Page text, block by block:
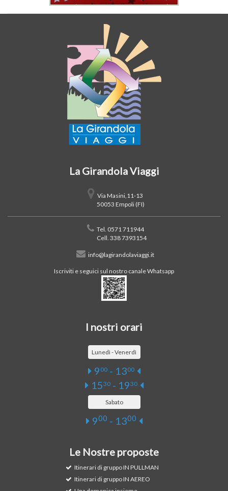
La Girandola Viaggi
Via Masini,11-13
50053 Empoli (FI)
Tel. 0571 711944
Cell. 338 7393154
info@lagirandolaviaggi.it
Iscriviti e seguici sul nostro canale Whatsapp
I nostri orari
Lunedì - Venerdì
9 00- 1300
1530- 1930
Sabato
900 - 1300
Le Nostre proposte
Itinerari di gruppo IN PULLMAN
Itinerari di gruppo IN AEREO